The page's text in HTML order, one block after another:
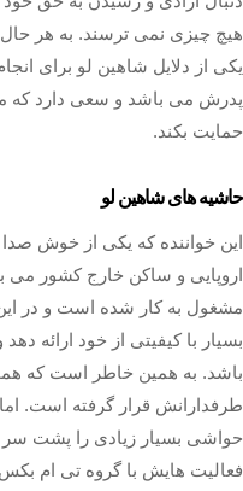
هیچ چیزی نمی ترسند. به هر
یکی از دلایل شاهین لو برای
پدرش می باشد و سعی دارد که
حمایت بکند.
حاشیه های شاهین لو
این خواننده که یکی از خوش
اروپایی و ساکن خارج کشور می
مشغول به کار شده است و در
بسیار با کیفیتی از خود ارائه
باشد. به همین خاطر است که
طرفدارانش قرار گرفته است. اما
حواشی بسیار زیادی را پشت سر
فعالیت هایش با گروه تی ام